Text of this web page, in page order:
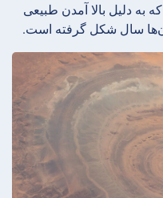
به دلیل بالا آمدن طبیعی
سال شکل گرفته است.